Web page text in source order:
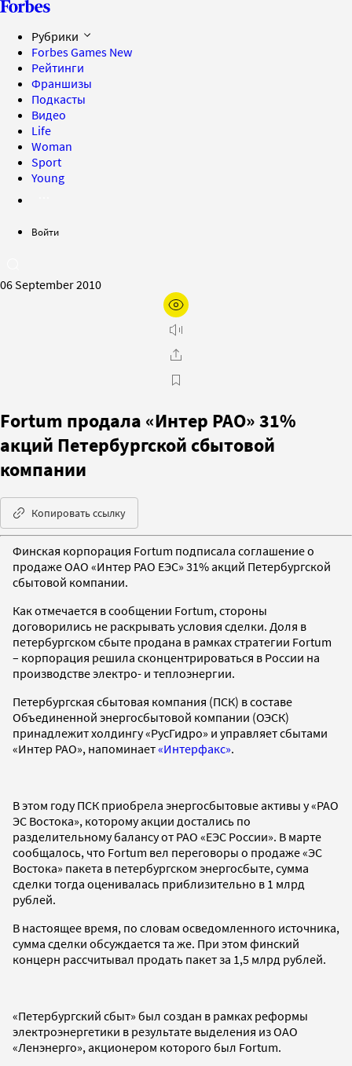
Рубрики
Forbes Games New
Рейтинги
Франшизы
Подкасты
Видео
Life
Woman
Sport
Young
Войти
06 September 2010
Fortum продала «Интер РАО» 31%
акций Петербургской сбытовой
компании
Копировать ссылку
Финская корпорация Fortum подписала соглашение о
продаже ОАО «Интер РАО ЕЭС» 31% акций Петербургской
сбытовой компании.
Как отмечается в сообщении Fortum, стороны
договорились не раскрывать условия сделки. Доля в
петербургском сбыте продана в рамках стратегии Fortum
– корпорация решила сконцентрироваться в России на
производстве электро- и теплоэнергии.
Петербургская сбытовая компания (ПСК) в составе
Объединенной энергосбытовой компании (ОЭСК)
принадлежит холдингу «РусГидро» и управляет сбытами
«Интер РАО», напоминает«Интерфакс».
В этом году ПСК приобрела энергосбытовые активы у «РАО
ЭС Востока», которому акции достались по
разделительному балансу от РАО «ЕЭС России». В марте
сообщалось, что Fortum вел переговоры о продаже «ЭС
Востока» пакета в петербургском энергосбыте, сумма
сделки тогда оценивалась приблизительно в 1 млрд
рублей.
В настоящее время, по словам осведомленного источника,
сумма сделки обсуждается та же. При этом финский
концерн рассчитывал продать пакет за 1,5 млрд рублей.
«Петербургский сбыт» был создан в рамках реформы
электроэнергетики в результате выделения из ОАО
«Ленэнерго», акционером которого был Fortum.